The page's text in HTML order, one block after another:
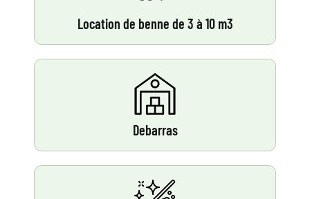
Location de benne de 3 à 10 m3
Debarras